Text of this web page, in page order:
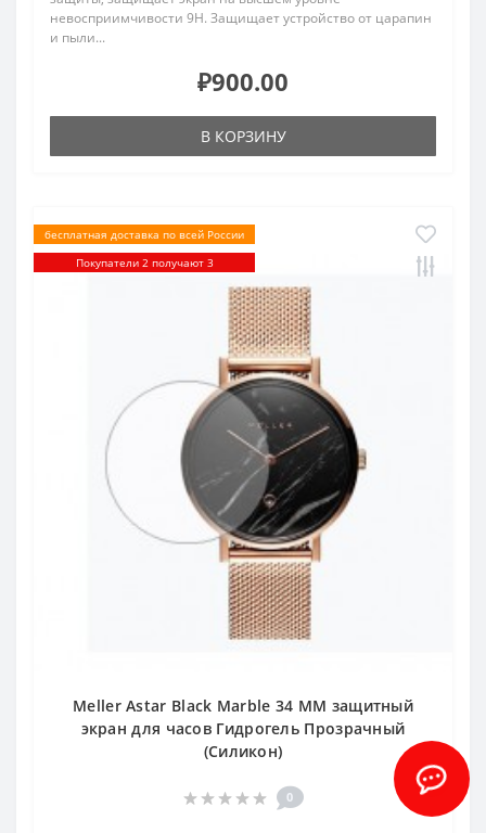
невосприимчивости 9H. Защищает устройство от царапин
и пыли...
₽900.00
В КОРЗИНУ
бесплатная доставка по всей России
Покупатели 2 получают 3
Meller Astar Black Marble 34 MM защитный
экран для часов Гидрогель Прозрачный
(Силикон)
0